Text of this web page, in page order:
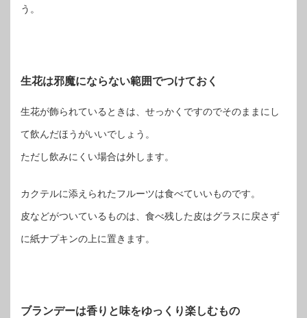
う。
生花は邪魔にならない範囲でつけておく
生花が飾られているときは、せっかくですのでそのままにし
て飲んだほうがいいでしょう。
ただし飲みにくい場合は外します。
カクテルに添えられたフルーツは食べていいものです。
皮などがついているものは、食べ残した皮はグラスに戻さず
に紙ナプキンの上に置きます。
ブランデーは香りと味をゆっくり楽しむもの